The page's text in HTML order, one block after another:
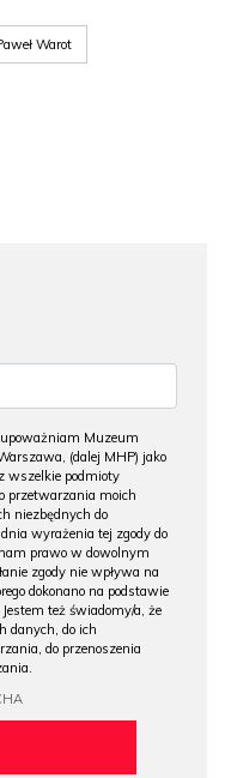
Warot
Muzeum
(dalej MHP) jako
wszelkie podmioty
przetwarzania moich
niezbędnych do
wyrażenia tej zgody do
prawo w dowolnym
zgody nie wpływa na
dokonano na podstawie
też świadomy/a, że
danych, do ich
do przenoszenia